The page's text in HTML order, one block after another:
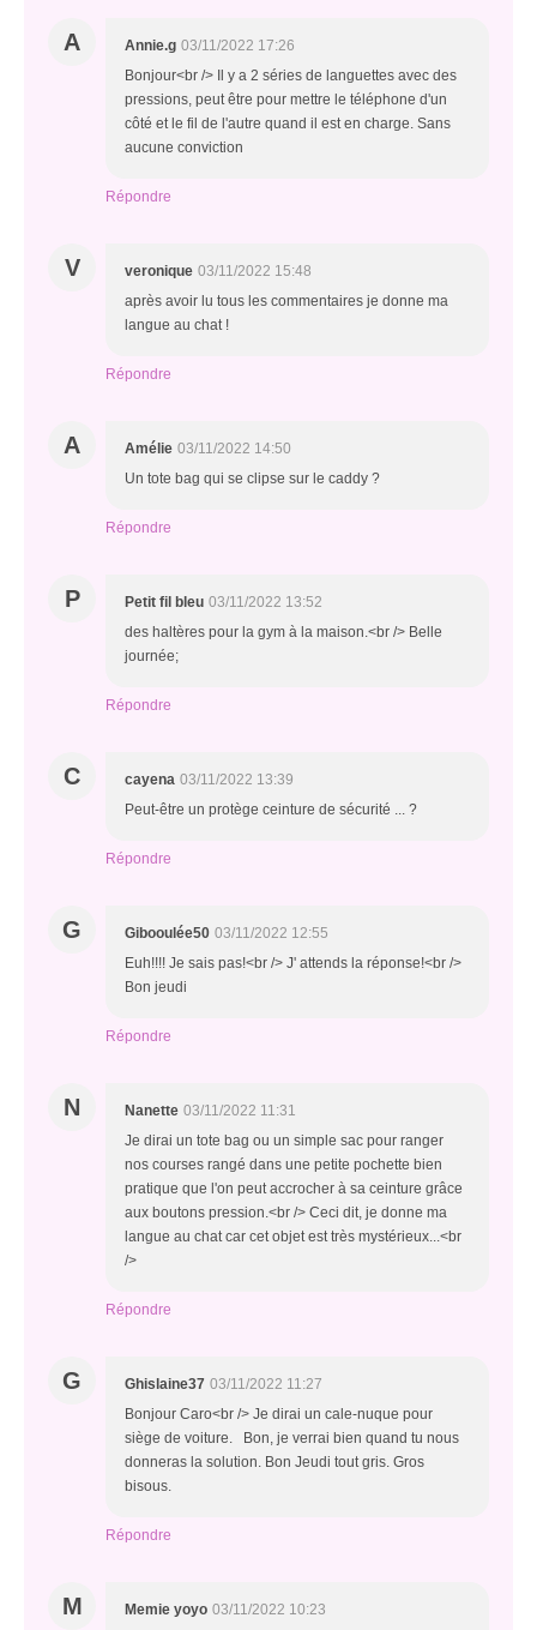
A Annie.g 03/11/2022 17:26
Bonjour<br /> Il y a 2 séries de languettes avec des
pressions, peut être pour mettre le téléphone d'un
côté et le fil de l'autre quand il est en charge. Sans
aucune conviction
Répondre
V veronique 03/11/2022 15:48
après avoir lu tous les commentaires je donne ma
langue au chat !
Répondre
A Amélie 03/11/2022 14:50
Un tote bag qui se clipse sur le caddy ?
Répondre
P Petit fil bleu 03/11/2022 13:52
des haltères pour la gym à la maison.<br /> Belle
journée;
Répondre
C cayena 03/11/2022 13:39
Peut-être un protège ceinture de sécurité ... ?
Répondre
G Gibooulée50 03/11/2022 12:55
Euh!!!! Je sais pas!<br /> J' attends la réponse!<br />
Bon jeudi
Répondre
N Nanette 03/11/2022 11:31
Je dirai un tote bag ou un simple sac pour ranger
nos courses rangé dans une petite pochette bien
pratique que l'on peut accrocher à sa ceinture grâce
aux boutons pression.<br /> Ceci dit, je donne ma
langue au chat car cet objet est très mystérieux...<br
/>
Répondre
G Ghislaine37 03/11/2022 11:27
Bonjour Caro<br /> Je dirai un cale-nuque pour
siège de voiture. Bon, je verrai bien quand tu nous
donneras la solution. Bon Jeudi tout gris. Gros
bisous.
Répondre
M Memie yoyo 03/11/2022 10:23